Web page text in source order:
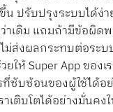
ขึ้น ปรับปรุงระบบได้ง่
าเดิม แถมถ้ามีข้อผิด
ม่ส่งผลกระทบต่อระ
ยให้ Super App ของ
ซับซ้อนของผู้ใช้ได้อ
เติบโตได้อย่างมั่นคง